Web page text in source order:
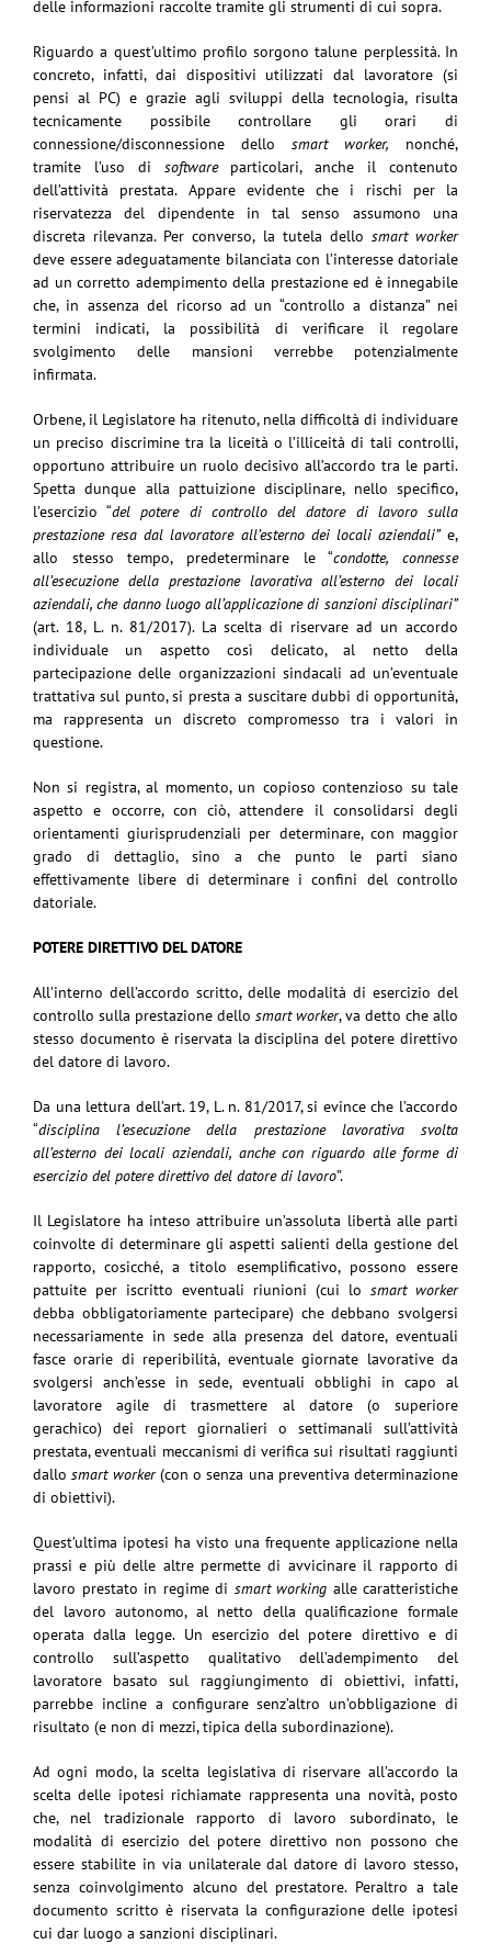
delle informazioni raccolte tramite gli strumenti di cui sopra.
Riguardo a quest’ultimo profilo sorgono talune perplessità. In
concreto, infatti, dai dispositivi utilizzati dal lavoratore (si
pensi al PC) e grazie agli sviluppi della tecnologia, risulta
tecnicamente possibile controllare gli orari di
connessione/disconnessione dello smart worker, nonché,
tramite l’uso di softwareparticolari, anche il contenuto
dell’attività prestata. Appare evidente che i rischi per la
riservatezza del dipendente in tal senso assumono una
discreta rilevanza. Per converso, la tutela dello smart worker
deve essere adeguatamente bilanciata con l’interesse datoriale
ad un corretto adempimento della prestazione ed è innegabile
che, in assenza del ricorso ad un “controllo a distanza” nei
termini indicati, la possibilità di verificare il regolare
svolgimento delle mansioni verrebbe potenzialmente
infirmata.
Orbene, il Legislatore ha ritenuto, nella difficoltà di individuare
un preciso discrimine tra la liceità o l’illiceità di tali controlli,
opportuno attribuire un ruolo decisivo all’accordo tra le parti.
Spetta dunque alla pattuizione disciplinare, nello specifico,
l’esercizio “del potere di controllo del datore di lavoro sulla
prestazione resa dal lavoratore all’esterno dei locali aziendali”e,
allo stesso tempo, predeterminare le “condotte, connesse
all’esecuzione della prestazione lavorativa all’esterno dei locali
aziendali, che danno luogo all’applicazione di sanzioni disciplinari”
(art. 18, L. n. 81/2017). La scelta di riservare ad un accordo
individuale un aspetto così delicato, al netto della
partecipazione delle organizzazioni sindacali ad un’eventuale
trattativa sul punto, si presta a suscitare dubbi di opportunità,
ma rappresenta un discreto compromesso tra i valori in
questione.
Non si registra, al momento, un copioso contenzioso su tale
aspetto e occorre, con ciò, attendere il consolidarsi degli
orientamenti giurisprudenziali per determinare, con maggior
grado di dettaglio, sino a che punto le parti siano
effettivamente libere di determinare i confini del controllo
datoriale.
POTERE DIRETTIVO DEL DATORE
All’interno dell’accordo scritto, delle modalità di esercizio del
controllo sulla prestazione dello smart worker, va detto che allo
stesso documento è riservata la disciplina del potere direttivo
del datore di lavoro.
Da una lettura dell’art. 19, L. n. 81/2017, si evince che l’accordo
“disciplina l’esecuzione della prestazione lavorativa svolta
all’esterno dei locali aziendali, anche con riguardo alle forme di
esercizio del potere direttivo del datore di lavoro”.
Il Legislatore ha inteso attribuire un’assoluta libertà alle parti
coinvolte di determinare gli aspetti salienti della gestione del
rapporto, cosicché, a titolo esemplificativo, possono essere
pattuite per iscritto eventuali riunioni (cui lo smart worker
debba obbligatoriamente partecipare) che debbano svolgersi
necessariamente in sede alla presenza del datore, eventuali
fasce orarie di reperibilità, eventuale giornate lavorative da
svolgersi anch’esse in sede, eventuali obblighi in capo al
lavoratore agile di trasmettere al datore (o superiore
gerachico) dei report giornalieri o settimanali sull’attività
prestata, eventuali meccanismi di verifica sui risultati raggiunti
dallosmart worker(con o senza una preventiva determinazione
di obiettivi).
Quest’ultima ipotesi ha visto una frequente applicazione nella
prassi e più delle altre permette di avvicinare il rapporto di
lavoro prestato in regime di smart working alle caratteristiche
del lavoro autonomo, al netto della qualificazione formale
operata dalla legge. Un esercizio del potere direttivo e di
controllo sull’aspetto qualitativo dell’adempimento del
lavoratore basato sul raggiungimento di obiettivi, infatti,
parrebbe incline a configurare senz’altro un’obbligazione di
risultato (e non di mezzi, tipica della subordinazione).
Ad ogni modo, la scelta legislativa di riservare all’accordo la
scelta delle ipotesi richiamate rappresenta una novità, posto
che, nel tradizionale rapporto di lavoro subordinato, le
modalità di esercizio del potere direttivo non possono che
essere stabilite in via unilaterale dal datore di lavoro stesso,
senza coinvolgimento alcuno del prestatore. Peraltro a tale
documento scritto è riservata la configurazione delle ipotesi
cui dar luogo a sanzioni disciplinari.